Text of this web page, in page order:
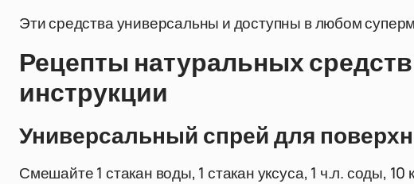
Эти средства универсальны и доступны в любом
Рецепты натуральных
инструкции
Универсальный спрей для
Смешайте 1 стакан воды, 1 стакан уксуса, 1 ч.л. соды,